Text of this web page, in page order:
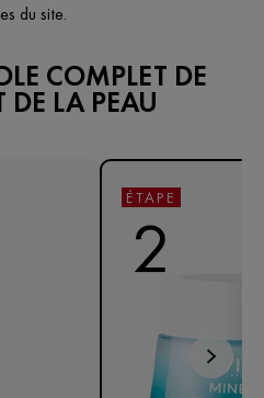
du site.
COMPLET DE
DE LA PEAU
ÉTAPE
2